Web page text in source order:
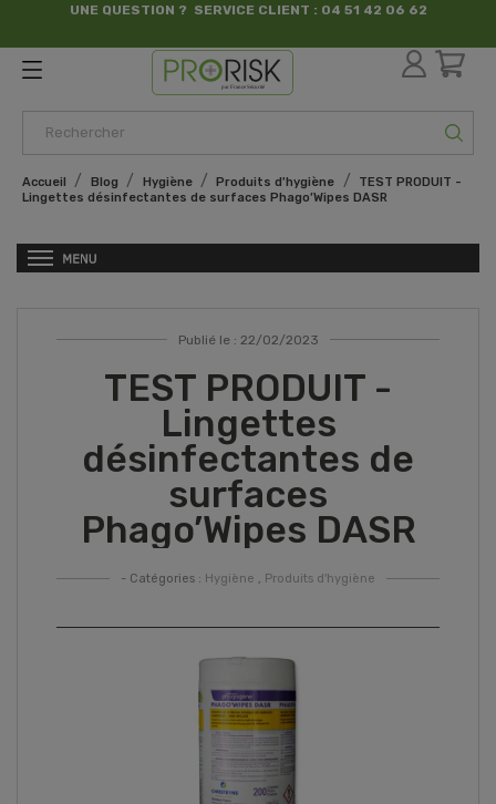
UNE QUESTION ? SERVICE CLIENT : 04 51 42 06 62
par France Sécurité
Accueil Blog Hygiène Produits d'hygiène
TEST PRODUIT -
Lingettes désinfectantes de surfaces Phago’Wipes DASR
Publié le : 22/02/2023
TEST PRODUIT -
Lingettes
désinfectantes de
surfaces
Phago’Wipes DASR
- Catégories : Hygiène , Produits d'hygiène